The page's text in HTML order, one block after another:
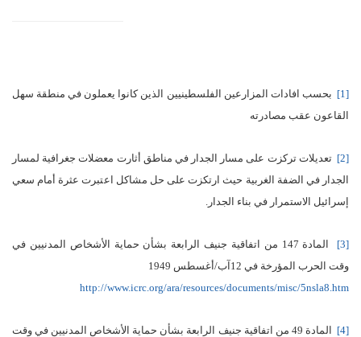
[1]
بحسب افادات المزارعين الفلسطينيين الذين كانوا يعملون في منطقة سهل
القاعون عقب مصادرته
[2]
تعديلات تركزت على مسار الجدار في مناطق أثارت معضلات جغرافية لمسار
الجدار في الضفة الغربية حيث ارتكزت على حل مشاكل اعتبرت عثرة أمام سعي
إسرائيل الاستمرار في بناء الجدار.
[3]
المادة 147 من اتفاقية جنيف الرابعة بشأن حماية الأشخاص المدنيين في
وقت الحرب المؤرخة في 12آب/أغسطس 1949
http://www.icrc.org/ara/resources/documents/misc/5nsla8.htm
[4]
المادة 49 من اتفاقية جنيف الرابعة بشأن حماية الأشخاص المدنيين في وقت